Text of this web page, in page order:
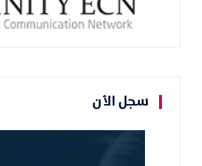
سجل الأن